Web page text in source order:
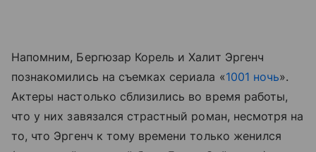
Напомним, Бергюзар Корель и Халит Эргенч
познакомились на съемках сериала «1001 ночь».
Актеры настолько сблизились во время работы,
что у них завязался страстный роман, несмотря на
то, что Эргенч к тому времени только женился